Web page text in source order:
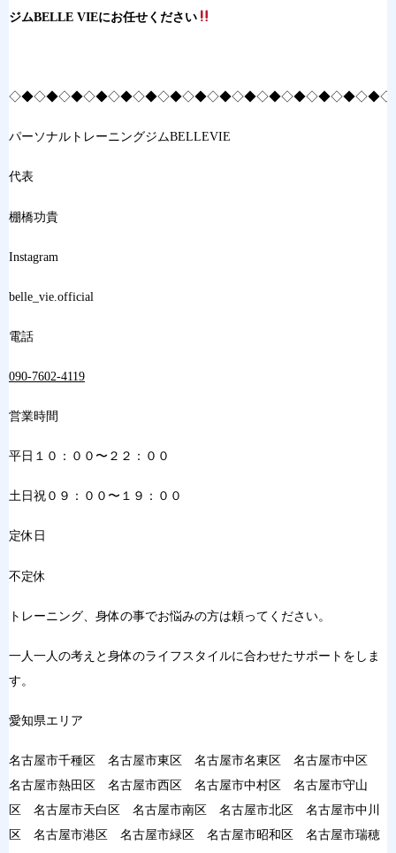
ジムBELLE VIEにお任せください
パーソナルトレーニングジムBELLEVIE
代表
棚橋功貴
Instagram
belle_vie.official
電話
090-7602-4119
営業時間
平日１０：００〜２２：００
土日祝０９：００〜１９：００
定休日
不定休
トレーニング、身体の事でお悩みの方は頼ってください。
一人一人の考えと身体のライフスタイルに合わせたサポートをしま
す。
愛知県エリア
名古屋市千種区 名古屋市東区 名古屋市名東区 名古屋市中区
名古屋市熱田区 名古屋市西区 名古屋市中村区 名古屋市守山
区 名古屋市天白区 名古屋市南区 名古屋市北区 名古屋市中川
区 名古屋市港区 名古屋市緑区 名古屋市昭和区 名古屋市瑞穂